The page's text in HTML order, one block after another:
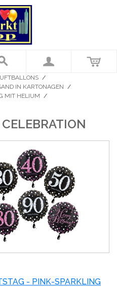
/
IN KARTONAGEN /
MIT HELIUM /
- PINK-SPARKLING